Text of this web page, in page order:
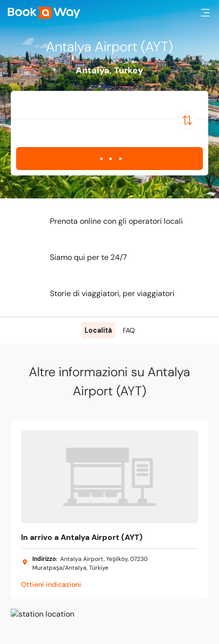
Antalya Airport (AYT)
Antalya,Turkey
Località FAQ
Prenota online con gli operatori locali
Siamo qui per te 24/7
Storie di viaggiatori, per viaggiatori
Altre informazioni su Antalya
Airport (AYT)
In arrivo a Antalya Airport (AYT)
Indirizzo: Antalya Airport, Yeşilköy, 07230
Muratpaşa/Antalya, Türkiye
Ottieni indicazioni